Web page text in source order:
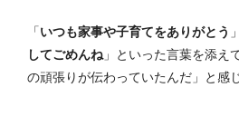
「いつも家事や子育てをありがとう
してごめんね」といった言葉を添え
の頑張りが伝わっていたんだ」と感